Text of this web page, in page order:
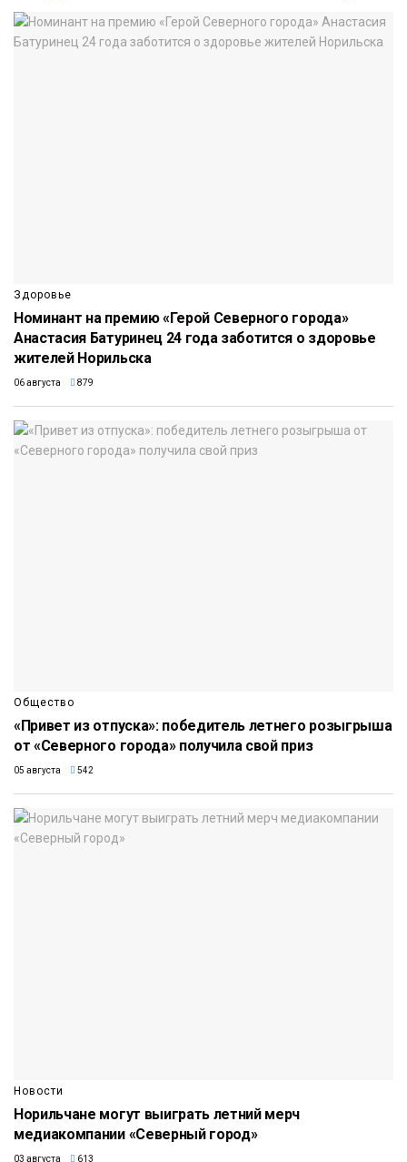
Здоровье
Номинант на премию «Герой Северного города»
Анастасия Батуринец 24 года заботится о здоровье
жителей Норильска
06 августа 879
Общество
«Привет из отпуска»: победитель летнего розыгрыша
от «Северного города» получила свой приз
05 августа 542
Новости
Норильчане могут выиграть летний мерч
медиакомпании «Северный город»
03 августа 613